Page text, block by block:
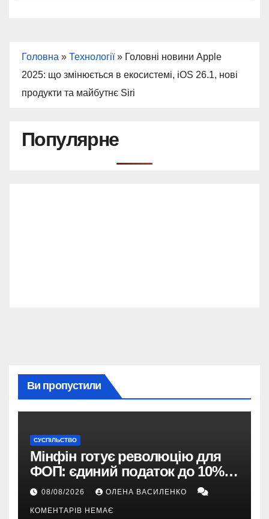
Головна » Технології» Головні новини Apple
2025: що змінюється в екосистемі, iOS 26.1, нові
продукти та майбутнє Siri
Популярне
Ви пропустили
СУСПІЛЬСТВО
Мінфін готує революцію для
ФОП: єдиний податок до 10%,
ПДВ з 2028 року та перегляд 2-ї
групи
08/08/2026 ОЛЕНА ВАСИЛЕНКО
КОМЕНТАРІВ НЕМАЄ